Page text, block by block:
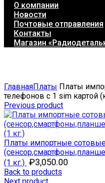
О компании
Новости
Почтовые отправления
Контакты
Магазин
ГлавнаяПлаты Платы
телефонов с 1 sim картой
Previous product
Платы импортные
(1 кг.) ₽3,050.00
Back to products